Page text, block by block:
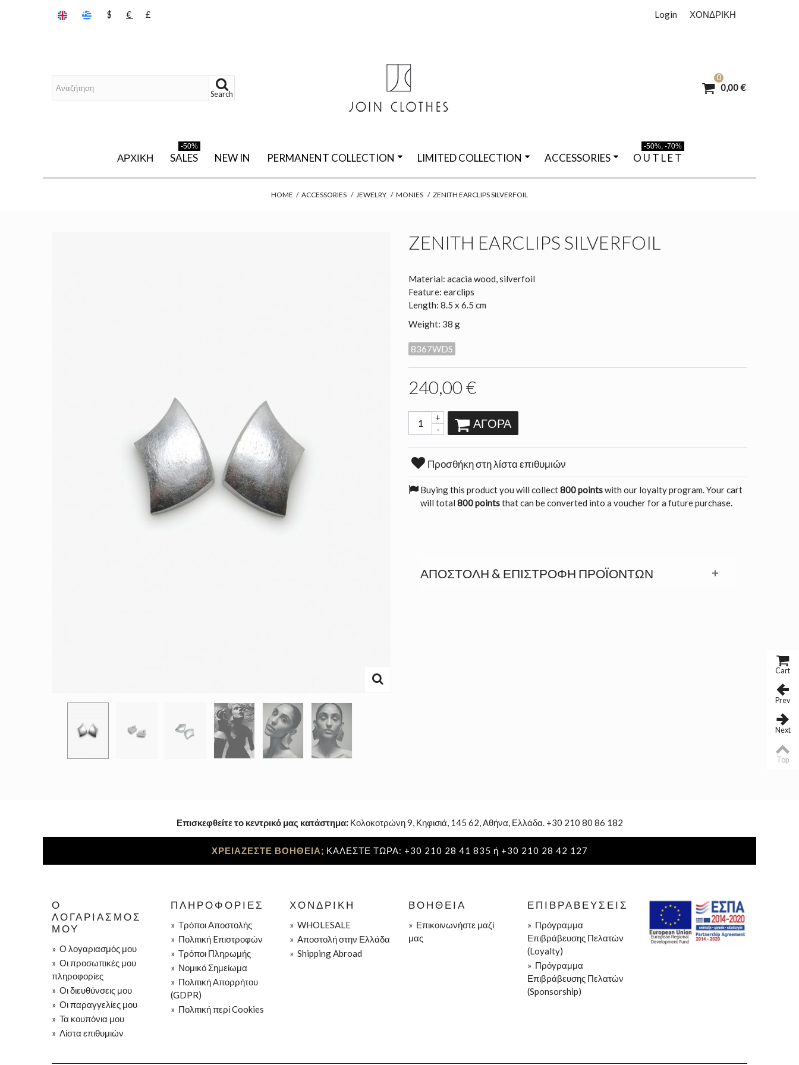
ΧΟΝΔΡΙΚΗ
Login
$ € £
Search
0
0,00 €
ΑΡΧΙΚΉ SALES
-50%
NEW IN PERMANENT COLLECTION LIMITED COLLECTION ACCESSORIES O U T L E T
-50%, -70%
HOME / ACCESSORIES / JEWELRY / MONIES / ZENITH EARCLIPS SILVERFOIL
ZENITH EARCLIPS SILVERFOIL
Material: acacia wood, silverfoil
Feature: earclips
Length: 8.5 x 6.5 cm
Weight: 38 g
8367WDS
240,00 €
-
+ ΑΓΟΡΆ
Προσθήκη στη λίστα επιθυμιών
Buying this product you will collect800 pointswith our loyalty program. Your cart
will total 800 pointsthat can be converted into a voucher for a future purchase.
ΑΠΟΣΤΟΛΉ & ΕΠΙΣΤΡΟΦΉ ΠΡΟΪΟΝΤΩΝ
Επισκεφθείτε το κεντρικό μας κατάστημα:Κολοκοτρώνη 9, Κηφισιά, 145 62, Αθήνα, Ελλάδα. +30 210 80 86 182
ΧΡΕΙΑΖΕΣΤΕ ΒΟΗΘΕΙΑ; ΚΑΛΕΣΤΕ ΤΩΡΑ: +30 210 28 41 835 ή +30 210 28 42 127
Ο
ΛΟΓΑΡΙΑΣΜΌΣ
ΜΟΥ
» Ο λογαριασμός μου
» Οι προσωπικές μου
πληροφορίες
» Οι διευθύνσεις μου
» Οι παραγγελίες μου
» Τα κουπόνια μου
» Λίστα επιθυμιών
ΠΛΗΡΟΦΟΡΊΕΣ
» Τρόποι Aποστολής
» Πολιτική Eπιστροφών
» Τρόποι Πληρωμής
» Νομικό Σημείωμα
» Πολιτική Απορρήτου
(GDPR)
» Πολιτική περί Cookies
ΧΟΝΔΡΙΚΉ
» WHOLESALE
» Aποστολή στην Ελλάδα
» Shipping Abroad
ΒΟΉΘΕΙΑ
» Επικοινωνήστε μαζί
μας
ΕΠΙΒΡΑΒΕΎΣΕΙΣ
» Πρόγραμμα
Επιβράβευσης Πελατών
(Loyalty)
» Πρόγραμμα
Επιβράβευσης Πελατών
(Sponsorship)
Cart
Prev
Next
Top